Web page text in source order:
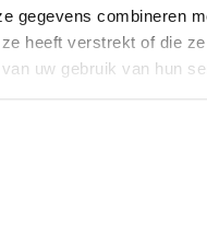
gegevens combineren
heeft verstrekt of die
uw gebruik van hun